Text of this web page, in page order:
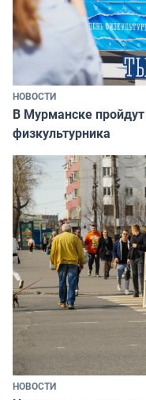
НОВОСТИ
В Мурманске
физкультурника
НОВОСТИ